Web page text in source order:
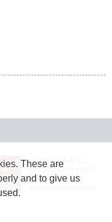
JASRAC許諾番号：
9024936001Y45037
JASRAC許諾番号：
These are
and to give us